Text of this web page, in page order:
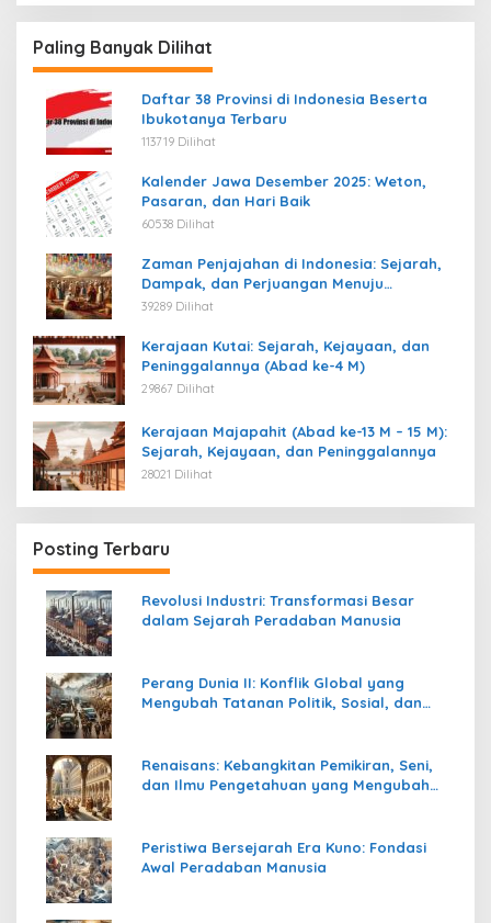
Paling Banyak Dilihat
Daftar 38 Provinsi di Indonesia Beserta
Ibukotanya Terbaru
113719 Dilihat
Kalender Jawa Desember 2025: Weton,
Pasaran, dan Hari Baik
60538 Dilihat
Zaman Penjajahan di Indonesia: Sejarah,
Dampak, dan Perjuangan Menuju
Kemerdekaan
39289 Dilihat
Kerajaan Kutai: Sejarah, Kejayaan, dan
Peninggalannya (Abad ke-4 M)
29867 Dilihat
Kerajaan Majapahit (Abad ke-13 M – 15 M):
Sejarah, Kejayaan, dan Peninggalannya
28021 Dilihat
Posting Terbaru
Revolusi Industri: Transformasi Besar
dalam Sejarah Peradaban Manusia
Perang Dunia II: Konflik Global yang
Mengubah Tatanan Politik, Sosial, dan
Renaisans: Kebangkitan Pemikiran, Seni,
dan Ilmu Pengetahuan yang Mengubah
Peristiwa Bersejarah Era Kuno: Fondasi
Awal Peradaban Manusia